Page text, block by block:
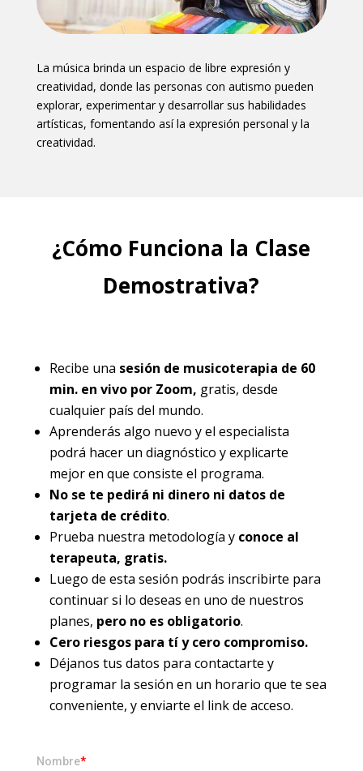
La música brinda un espacio de libre expresión y
creatividad, donde las personas con autismo pueden
explorar, experimentar y desarrollar sus habilidades
artísticas, fomentando así la expresión personal y la
creatividad.
¿Cómo Funciona la Clase
Demostrativa?
Recibe una sesión de musicoterapia de 60
min. en vivo por Zoom, gratis, desde
cualquier país del mundo.
Aprenderás algo nuevo y el especialista
podrá hacer un diagnóstico y explicarte
mejor en que consiste el programa.
No se te pedirá ni dinero ni datos de
tarjeta de crédito.
Prueba nuestra metodología y conoce al
terapeuta, gratis.
Luego de esta sesión podrás inscribirte para
continuar si lo deseas en uno de nuestros
planes, pero no es obligatorio.
Cero riesgos para tí y cero compromiso.
Déjanos tus datos para contactarte y
programar la sesión en un horario que te sea
conveniente, y enviarte el link de acceso.